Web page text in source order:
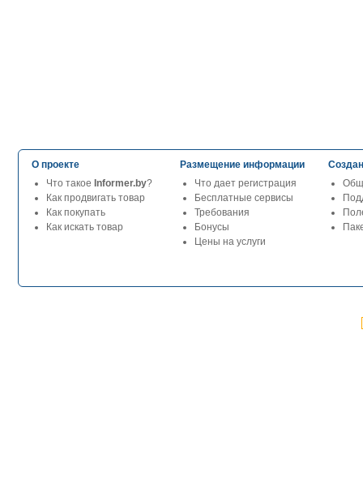
О проекте
Что такое Informer.by?
Как продвигать товар
Как покупать
Как искать товар
Размещение информации
Что дает регистрация
Бесплатные сервисы
Требования
Бонусы
Цены на услуги